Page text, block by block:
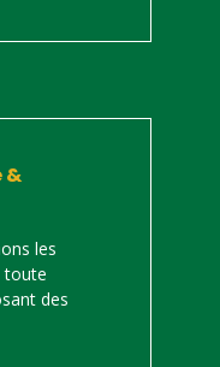
&
les
toute
des